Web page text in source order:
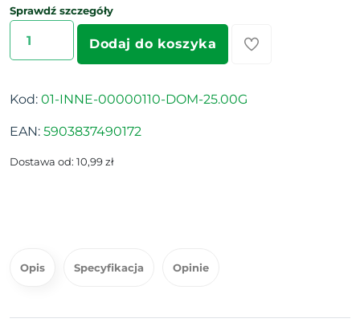
Sprawdź szczegóły
Dodaj do koszyka
Kod: 01-INNE-00000110-DOM-25.00G
EAN: 5903837490172
Dostawa od: 10,99 zł
Opis Specyfikacja Opinie